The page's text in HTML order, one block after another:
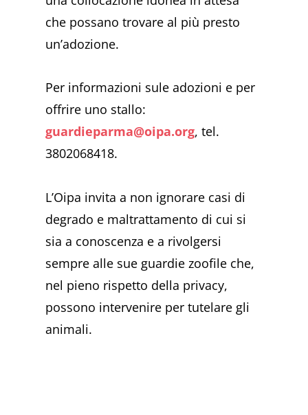
che possano trovare al più presto
un’adozione.
Per informazioni sule adozioni e per
offrire uno stallo:
guardieparma@oipa.org, tel.
3802068418.
L’Oipa invita a non ignorare casi di
degrado e maltrattamento di cui si
sia a conoscenza e a rivolgersi
sempre alle sue guardie zoofile che,
nel pieno rispetto della privacy,
possono intervenire per tutelare gli
animali.